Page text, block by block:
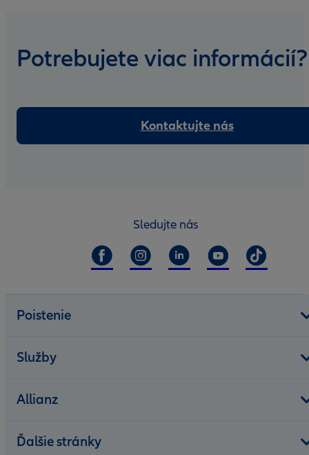
Potrebujete viac informácií?
Kontaktujte nás
Sledujte nás
Poistenie
Služby
Allianz
Ďalšie stránky